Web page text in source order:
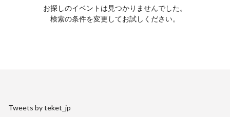
お探しのイベントは見つかりませんでした。
検索の条件を変更してお試しください。
Tweets by teket_jp